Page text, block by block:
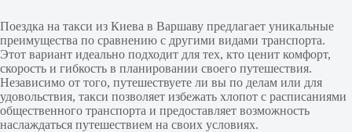
Поездка на такси из Киева в Варшаву предлагает уникальные
преимущества по сравнению с другими видами транспорта.
Этот вариант идеально подходит для тех, кто ценит комфорт,
скорость и гибкость в планировании своего путешествия.
Независимо от того, путешествуете ли вы по делам или для
удовольствия, такси позволяет избежать хлопот с расписаниями
общественного транспорта и предоставляет возможность
наслаждаться путешествием на своих условиях.